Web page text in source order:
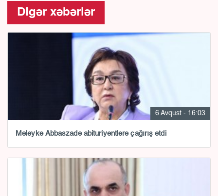
Digər xəbərlər
6 Avqust - 16:03
Məleykə Abbaszadə abituriyentlərə çağırış etdi